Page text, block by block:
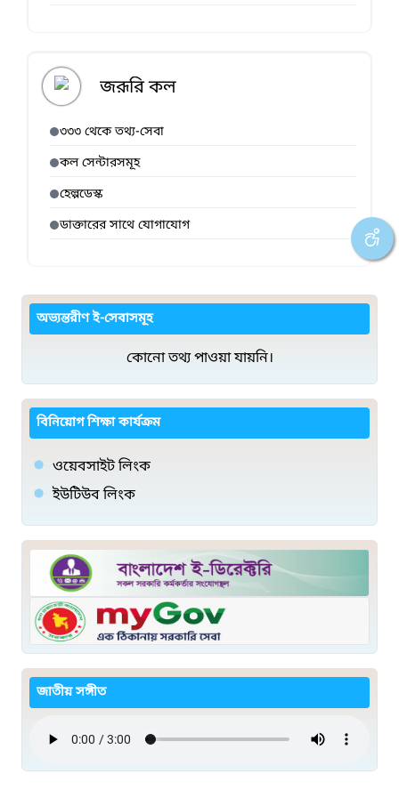
জরূরি কল
৩৩৩ থেকে তথ্য-সেবা
কল সেন্টারসমূহ
হেল্পডেস্ক
ডাক্তারের সাথে যোগাযোগ
অভ্যন্তরীণ ই-সেবাসমূহ
কোনো তথ্য পাওয়া যায়নি।
বিনিয়োগ শিক্ষা কার্যক্রম
ওয়েবসাইট লিংক
ইউটিউব লিংক
জাতীয় সঙ্গীত